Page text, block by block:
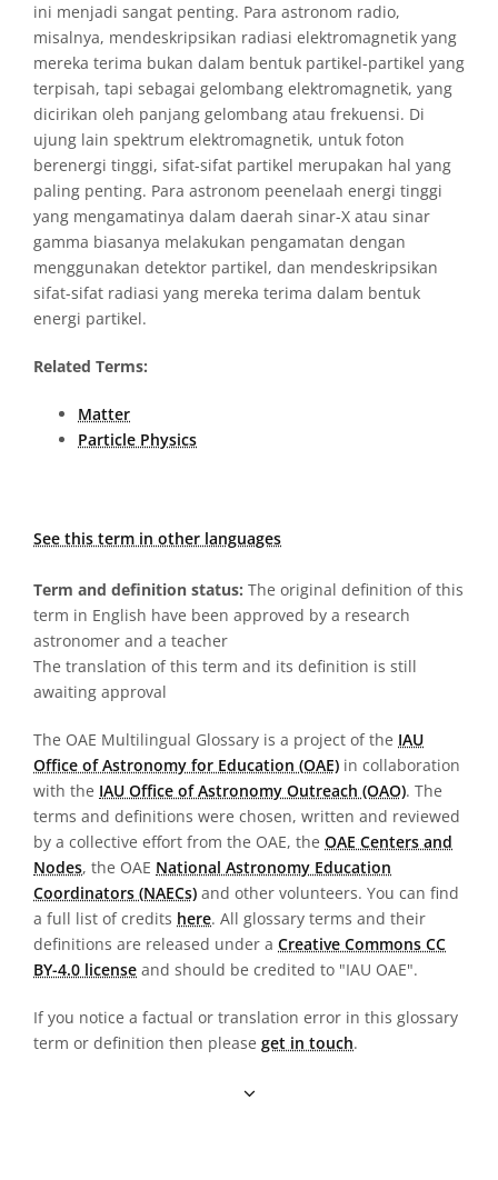
ini menjadi sangat penting. Para astronom radio,
misalnya, mendeskripsikan radiasi elektromagnetik yang
mereka terima bukan dalam bentuk partikel-partikel yang
terpisah, tapi sebagai gelombang elektromagnetik, yang
dicirikan oleh panjang gelombang atau frekuensi. Di
ujung lain spektrum elektromagnetik, untuk foton
berenergi tinggi, sifat-sifat partikel merupakan hal yang
paling penting. Para astronom peenelaah energi tinggi
yang mengamatinya dalam daerah sinar-X atau sinar
gamma biasanya melakukan pengamatan dengan
menggunakan detektor partikel, dan mendeskripsikan
sifat-sifat radiasi yang mereka terima dalam bentuk
energi partikel.
Related Terms:
Matter
Particle Physics
See this term in other languages
Term and definition status: The original definition of this
term in English have been approved by a research
astronomer and a teacher
The translation of this term and its definition is still
awaiting approval
The OAE Multilingual Glossary is a project of the IAU
Office of Astronomy for Education (OAE) in collaboration
with the IAU Office of Astronomy Outreach (OAO). The
terms and definitions were chosen, written and reviewed
by a collective effort from the OAE, the OAE Centers and
Nodes, the OAE National Astronomy Education
Coordinators (NAECs) and other volunteers. You can find
a full list of credits here. All glossary terms and their
definitions are released under a Creative Commons CC
BY-4.0 license and should be credited to "IAU OAE".
If you notice a factual or translation error in this glossary
term or definition then please get in touch.